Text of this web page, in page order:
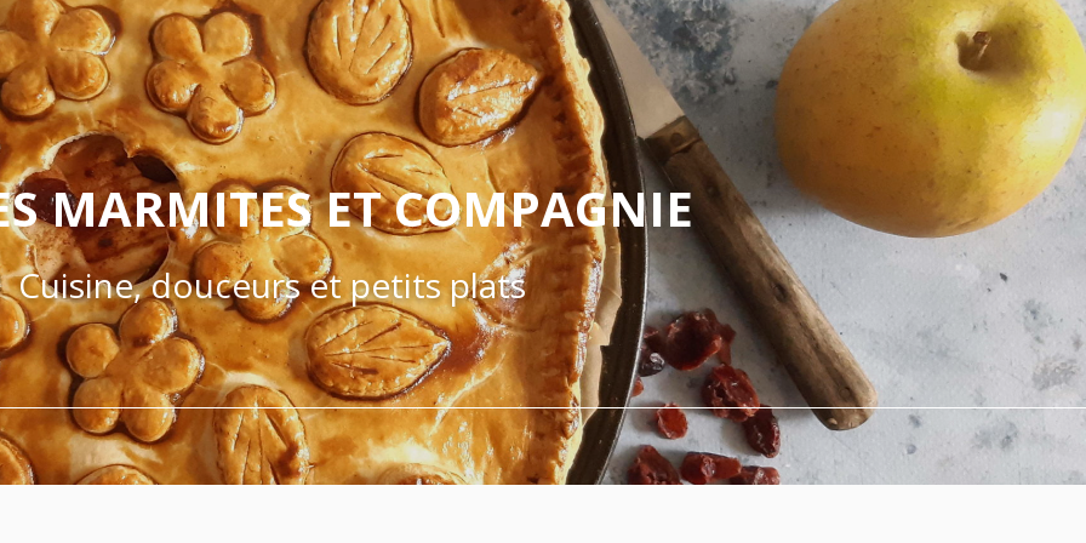
MARMITES ET COMPAGNIE
Cuisine, douceurs et petits plats